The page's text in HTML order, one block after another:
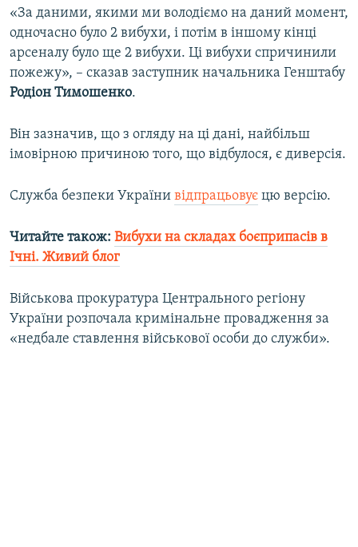
v
i
o
u
s
l
i
e
t
s
l
i
d
«За даними, якими ми володіємо на даний момент,
одночасно було 2 вибухи, і потім в іншому кінці
арсеналу було ще 2 вибухи. Ці вибухи спричинили
пожежу», – сказав заступник начальника Генштабу
Родіон Тимошенко.
Він зазначив, що з огляду на ці дані, найбільш
імовірною причиною того, що відбулося, є диверсія.
Служба безпеки України відпрацьовує цю версію.
Читайте також: Вибухи на складах боєприпасів в
Ічні. Живий блог
Військова прокуратура Центрального регіону
України розпочала кримінальне провадження за
«недбале ставлення військової особи до служби».